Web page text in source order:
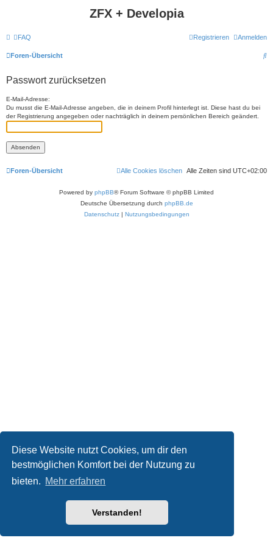
Diese Website nutzt Cookies, um dir den
bestmöglichen Komfort bei der Nutzung zu
bieten. Mehr erfahren
Verstanden!
ZFX + Developia
FAQ Anmelden
Registrieren
Foren-Übersicht
S
Passwort zurücksetzen
E-Mail-Adresse:
Du musst die E-Mail-Adresse angeben, die in deinem Profil hinterlegt ist. Diese hast du bei
der Registrierung angegeben oder nachträglich in deinem persönlichen Bereich geändert.
Foren-Übersicht Alle Zeiten sind UTC+02:00
Alle Cookies löschen
Powered by phpBB® Forum Software © phpBB Limited
Deutsche Übersetzung durch phpBB.de
Datenschutz| Nutzungsbedingungen